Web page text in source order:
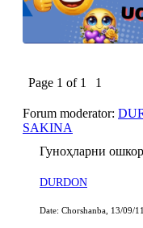
Page 1 of 1 1
Forum moderator:
SAKINA
Гуноҳларни
DURDON
Date: Chorshanba, 13/09/